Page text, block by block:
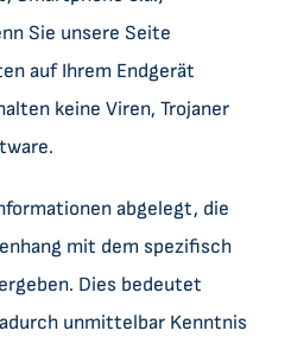
Sie unsere Seite
auf Ihrem Endgerät
keine Viren, Trojaner
abgelegt, die
mit dem spezifisch
Dies bedeutet
unmittelbar Kenntnis